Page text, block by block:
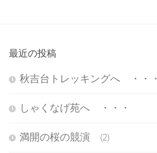
最近の投稿
秋吉台トレッキングへ ・・・
しゃくなげ苑へ ・・・
満開の桜の競演 (2)